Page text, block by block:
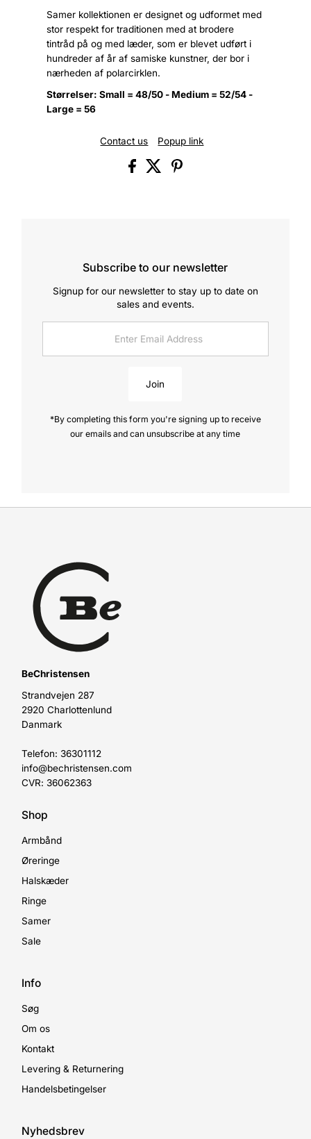
Samer kollektionen er designet og udformet med
stor respekt for traditionen med at brodere
tintråd på og med læder, som er blevet udført i
hundreder af år af samiske kunstner, der bor i
nærheden af polarcirklen.
Størrelser: Small = 48/50 - Medium = 52/54 -
Large = 56
Contact us Popup link
Subscribe to our newsletter
Signup for our newsletter to stay up to date on
sales and events.
Address
Join
*By completing this form you're signing up to receive
our emails and can unsubscribe at any time
BeChristensen
Strandvejen 287
2920 Charlottenlund
Danmark
Telefon: 36301112
info@bechristensen.com
CVR: 36062363
Shop
Armbånd
Øreringe
Halskæder
Ringe
Samer
Sale
Info
Søg
Om os
Kontakt
Levering & Returnering
Handelsbetingelser
Nyhedsbrev